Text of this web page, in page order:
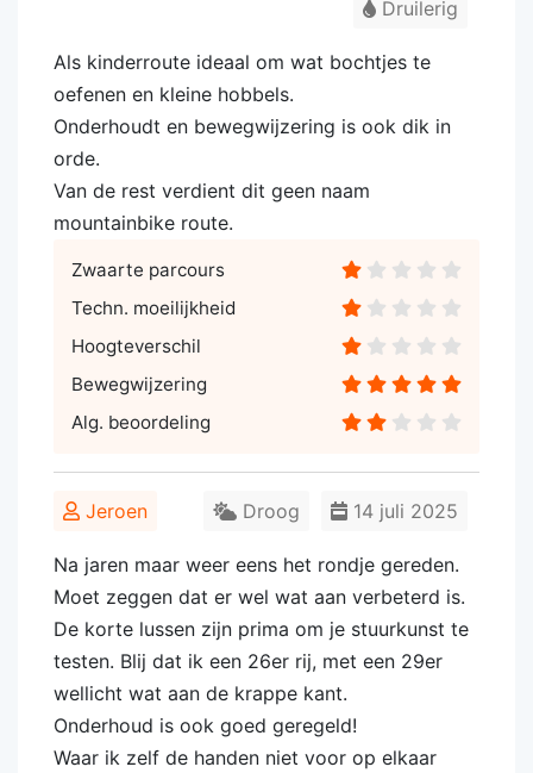
Druilerig
Als kinderroute ideaal om wat bochtjes te
oefenen en kleine hobbels.
Onderhoudt en bewegwijzering is ook dik in
orde.
Van de rest verdient dit geen naam
mountainbike route.
Zwaarte parcours
Techn. moeilijkheid
Hoogteverschil
Bewegwijzering
Alg. beoordeling
Jeroen 14 juli 2025
Droog
Na jaren maar weer eens het rondje gereden.
Moet zeggen dat er wel wat aan verbeterd is.
De korte lussen zijn prima om je stuurkunst te
testen. Blij dat ik een 26er rij, met een 29er
wellicht wat aan de krappe kant.
Onderhoud is ook goed geregeld!
Waar ik zelf de handen niet voor op elkaar